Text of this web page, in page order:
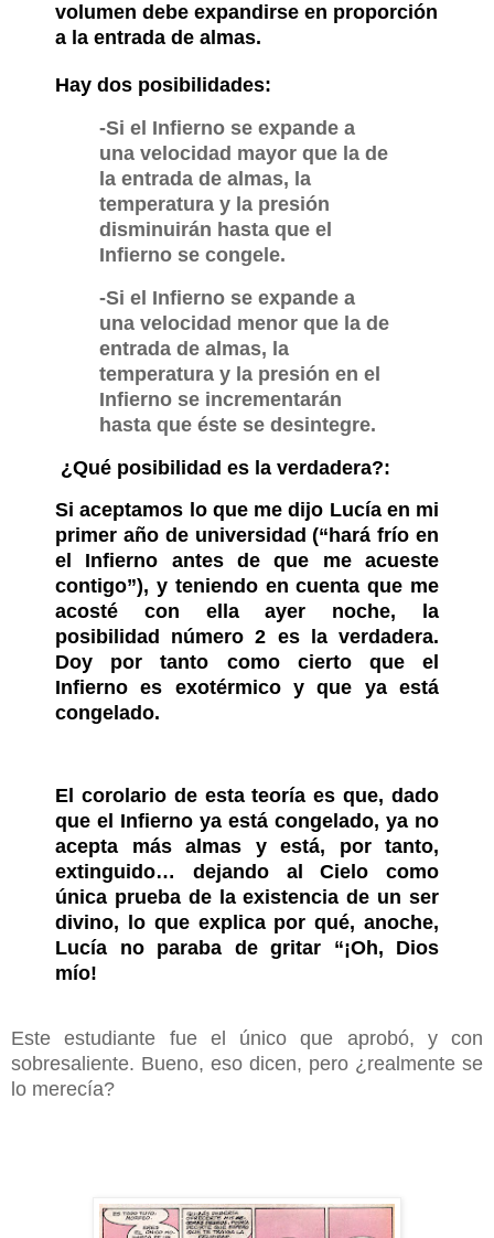
volumen debe expandirse en proporción
a la entrada de almas.
Hay dos posibilidades:
-Si el Infierno se expande a
una velocidad mayor que la de
la entrada de almas, la
temperatura y la presión
disminuirán hasta que el
Infierno se congele.
-Si el Infierno se expande a
una velocidad menor que la de
entrada de almas, la
temperatura y la presión en el
Infierno se incrementarán
hasta que éste se desintegre.
¿Qué posibilidad es la verdadera?:
Si aceptamos lo que me dijo Lucía en mi
primer año de universidad (“hará frío en
el Infierno antes de que me acueste
contigo”), y teniendo en cuenta que me
acosté con ella ayer noche, la
posibilidad número 2 es la verdadera.
Doy por tanto como cierto que el
Infierno es exotérmico y que ya está
congelado.
El corolario de esta teoría es que, dado
que el Infierno ya está congelado, ya no
acepta más almas y está, por tanto,
extinguido… dejando al Cielo como
única prueba de la existencia de un ser
divino, lo que explica por qué, anoche,
Lucía no paraba de gritar “¡Oh, Dios
mío!
Este estudiante fue el único que aprobó, y con
sobresaliente. Bueno, eso dicen, pero ¿realmente se
lo merecía?